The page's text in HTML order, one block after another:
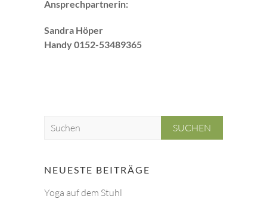
Ansprechpartnerin:
Sandra Höper
Handy 0152-53489365
h
n
NEUESTE BEITRÄGE
Yoga auf dem Stuhl